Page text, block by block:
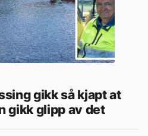
gikk så kjapt at
gikk glipp av det